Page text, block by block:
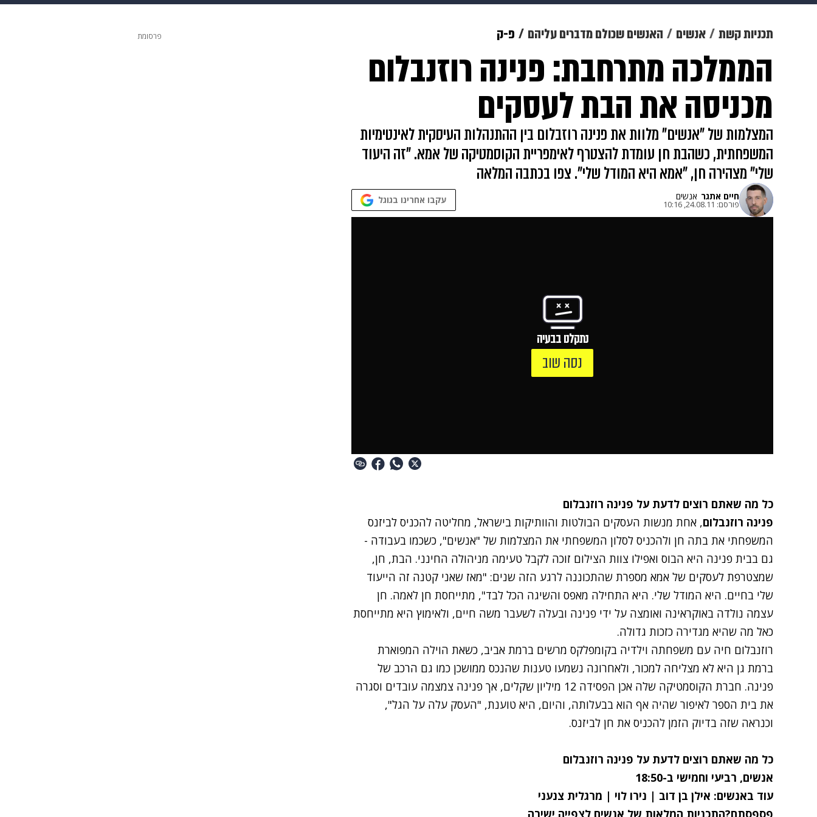
מוזיקה תרבות צבא וביטחון makoZ
דיגיטל גאווה משפט תשעה חודשים מתכונים פרויקטים מיוחדים
תכניות קשת אנשים האנשים שכולם מדברים עליהם פ-ק
הממלכה מתרחבת: פנינה רוזנבלום
מכניסה את הבת לעסקים
המצלמות של "אנשים" מלוות את פנינה רוזבלום בין ההתנהלות העיסקית לאינטימיות
המשפחתית, כשהבת חן עומדת להצטרף לאימפריית הקוסמטיקה של אמא. "זה היעוד
שלי" מצהירה חן, "אמא היא המודל שלי". צפו בכתבה המלאה
חיים אתגר אנשים
פורסם: 24.08.11, 10:16 עקבו אחרינו בגוגל
נתקלנו בבעיה
נסה שוב
כל מה שאתם רוצים לדעת על פנינה רוזנבלום
פנינה רוזנבלום, אחת מנשות העסקים הבולטות והוותיקות בישראל, מחליטה להכניס לביזנס
המשפחתי את בתה חן ולהכניס לסלון המשפחתי את המצלמות של "אנשים", כשכמו בעבודה -
גם בבית פנינה היא הבוס ואפילו צוות הצילום זוכה לקבל טעימה מניהולה החינני. הבת, חן,
שמצטרפת לעסקים של אמא מספרת שהתכוננה לרגע הזה שנים: "מאז שאני קטנה זה הייעוד
שלי בחיים. היא המודל שלי. היא התחילה מאפס והשיגה הכל לבד", מתייחסת חן לאמה. חן
עצמה נולדה באוקראינה ואומצה על ידי פנינה ובעלה לשעבר משה חיים, ולאימוץ היא מתייחסת
כאל מה שהיא מגדירה כזכות גדולה.
רוזנבלום חיה עם משפחתה וילדיה בקומפלקס מרשים ברמת אביב, כשאת הוילה המפוארת
ברמת גן היא לא מצליחה למכור, ולאחרונה נשמעו טענות שהנכס ממושכן כמו גם הרכב של
פנינה. חברת הקוסמטיקה שלה אכן הפסידה 12 מיליון שקלים, אך פנינה צמצמה עובדים וסגרה
את בית הספר לאיפור שהיה אף הוא בבעלותה, והיום, היא טוענת, "העסק עלה על הגל",
וכנראה שזה בדיוק הזמן להכניס את חן לביזנס.
כל מה שאתם רוצים לדעת על פנינה רוזנבלום
אנשים, רביעי וחמישי ב-18:50
עוד באנשים: אילן בן דוב | נירו לוי | מרגלית צנעני
פרסומת